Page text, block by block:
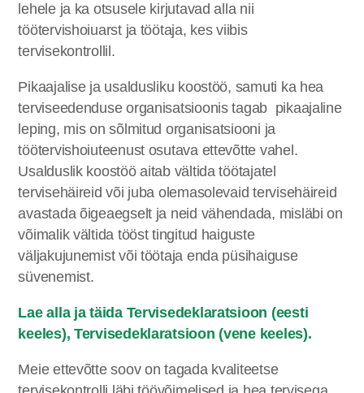
lehele ja ka otsusele kirjutavad alla nii
töötervishoiuarst ja töötaja, kes viibis
tervisekontrollil.
Pikaajalise ja usaldusliku koostöö, samuti ka hea
terviseedenduse organisatsioonis tagab pikaajaline
leping, mis on sõlmitud organisatsiooni ja
töötervishoiuteenust osutava ettevõtte vahel.
Usalduslik koostöö aitab vältida töötajatel
tervisehäireid või juba olemasolevaid tervisehäireid
avastada õigeaegselt ja neid vähendada, misläbi on
võimalik vältida tööst tingitud haiguste
väljakujunemist või töötaja enda püsihaiguse
süvenemist.
Lae alla ja täida Tervisedeklaratsioon (eesti
keeles), Tervisedeklaratsioon (vene keeles).
Meie ettevõtte soov on tagada kvaliteetse